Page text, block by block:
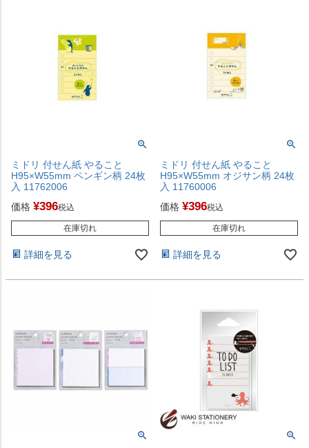
ミドリ 付せん紙 やること
H95×W55mm ペンギン柄 24枚
入 11762006
価格 ¥396税込
在庫切れ
詳細を見る
ミドリ 付せん紙 やること
H95×W55mm オジサン柄 24枚
入 11760006
価格 ¥396税込
在庫切れ
詳細を見る